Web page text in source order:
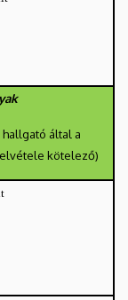
által a
kötelező)